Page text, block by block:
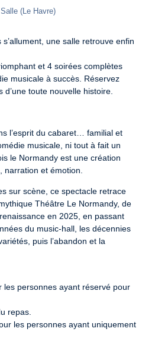
(Le Havre)
une salle retrouve enfin
et 4 soirées complètes
musicale à succès. Réservez
toute nouvelle histoire.
l’esprit du cabaret… familial et
musicale, ni tout à fait un
le Normandy est une création
et émotion.
sur scène, ce spectacle retrace
Théâtre Le Normandy, de
en 2025, en passant
du music-hall, les décennies
puis l’abandon et la
personnes ayant réservé pour
repas.
les personnes ayant uniquement